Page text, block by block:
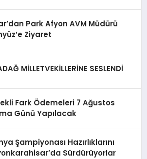
Park Afyon AVM Müdürü
Ziyaret
MİLLETVEKİLLERİNE SESLENDİ
Fark Ödemeleri 7 Ağustos
Günü Yapılacak
Şampiyonası Hazırlıklarını
Sürdürüyorlar